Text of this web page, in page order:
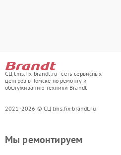
СЦ tms.fix-brandt.ru - сеть сервисных
центров в Томске по ремонту и
обслуживанию техники Brandt
2021-2026 © СЦ tms.fix-brandt.ru
Мы ремонтируем